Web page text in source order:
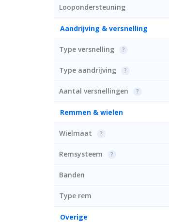
Loopondersteuning
Aandrijving & versnelling
Type versnelling ?
Type aandrijving ?
Aantal versnellingen ?
Remmen & wielen
Wielmaat ?
Remsysteem ?
Banden
Type rem
Overige